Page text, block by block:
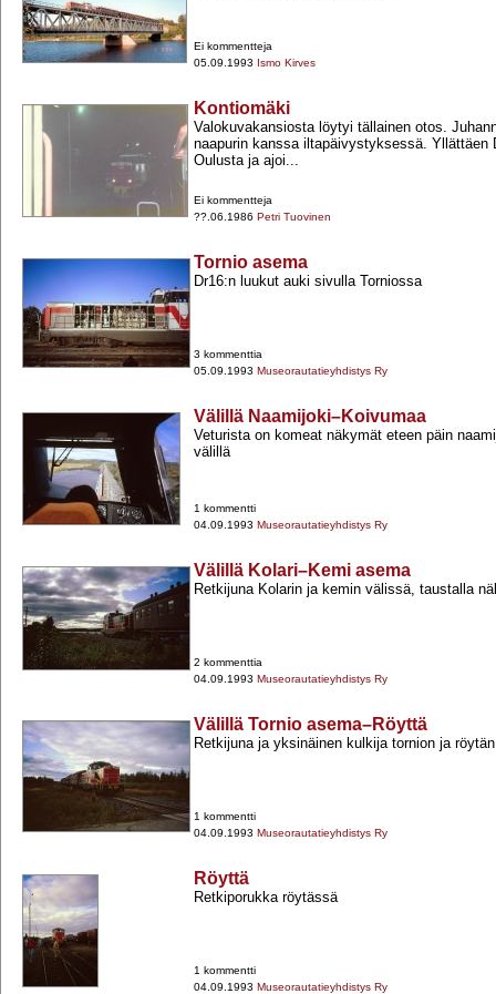
Ei kommentteja
05.09.1993 Ismo Kirves
Kontiomäki
Valokuvakansiosta löytyi tällainen otos.
naapurin kanssa iltapäivystyksessä. Yllättäen
Oulusta ja ajoi...
Ei kommentteja
??.06.1986 Petri Tuovinen
Tornio asema
Dr16:n luukut auki sivulla Torniossa
3 kommenttia
05.09.1993 Museorautatieyhdistys Ry
Välillä Naamijoki–Koivumaa
Veturista on komeat näkymät eteen päin
välillä
1 kommentti
04.09.1993 Museorautatieyhdistys Ry
Välillä Kolari–Kemi asema
Retkijuna Kolarin ja kemin välissä, taustalla
2 kommenttia
04.09.1993 Museorautatieyhdistys Ry
Välillä Tornio asema–Röyttä
Retkijuna ja yksinäinen kulkija tornion ja
1 kommentti
04.09.1993 Museorautatieyhdistys Ry
Röyttä
Retkiporukka röytässä
1 kommentti
04.09.1993 Museorautatieyhdistys Ry